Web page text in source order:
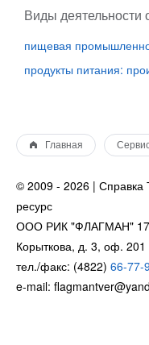
Виды деятельности
пищевая
продукты питания:
Главная
© 2009 - 2026 | Справка
ресурс
ООО РИК "ФЛАГМАН"
Корыткова, д. 3, оф. 201
тел./факс: (4822) 66-77-
e-mail: